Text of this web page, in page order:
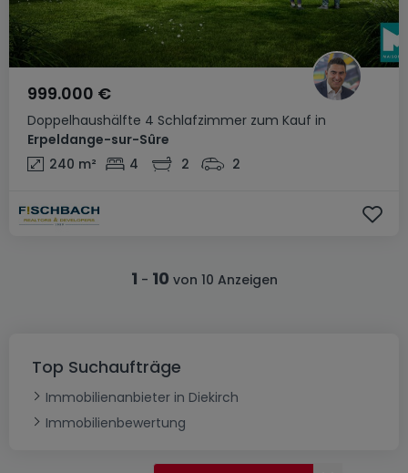
Doppelhaushälfte 4 Schlafzimmer zum Kauf in
Erpeldange-sur-Sûre
999.000 €
240 m² 4 2 2
1 - 10 von 10 Anzeigen
Top Suchaufträge
Immobilienanbieter in Diekirch
Immobilienbewertung